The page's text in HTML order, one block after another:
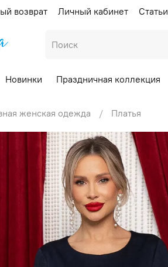
возврат Личный кабинет Статьи
Новинки Праздничная коллекция
женская одежда Платья